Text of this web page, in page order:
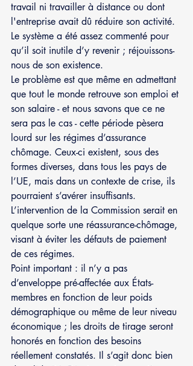
travail ni travailler à distance ou dont
l'entreprise avait dû réduire son activité.
Le système a été assez commenté pour
qu’il soit inutile d’y revenir ; réjouissons-
nous de son existence.
Le problème est que même en admettant
que tout le monde retrouve son emploi et
son salaire - et nous savons que ce ne
sera pas le cas - cette période pèsera
lourd sur les régimes d’assurance
chômage. Ceux-ci existent, sous des
formes diverses, dans tous les pays de
l’UE, mais dans un contexte de crise, ils
pourraient s’avérer insuffisants.
L’intervention de la Commission serait en
quelque sorte une réassurance-chômage,
visant à éviter les défauts de paiement
de ces régimes.
Point important : il n’y a pas
d’enveloppe pré-affectée aux États-
membres en fonction de leur poids
démographique ou même de leur niveau
économique ; les droits de tirage seront
honorés en fonction des besoins
réellement constatés. Il s’agit donc bien